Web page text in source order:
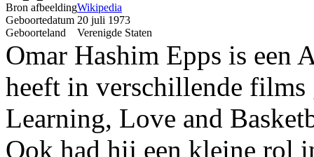
Bron afbeeldingWikipedia
Geboortedatum 20 juli 1973
Geboorteland
Verenigde Staten
Omar Hashim Epps is een
heeft in verschillende films
Learning, Love and
Ook had hij een kleine rol